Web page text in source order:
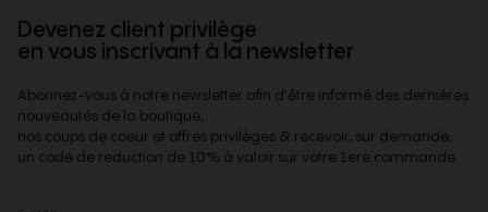
Devenez client privilège
en vous inscrivant à la newsletter
Abonnez-vous à notre newsletter afin d'être informé des dernières
nouveautés de la boutique,
nos coups de coeur et offres privilèges & recevoir, sur demande,
un code de reduction de 10% à valoir sur votre 1ere commande.